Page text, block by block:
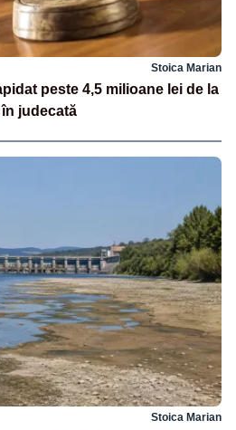
Stoica Marian
peste 4,5 milioane lei de la
judecată
Stoica Marian